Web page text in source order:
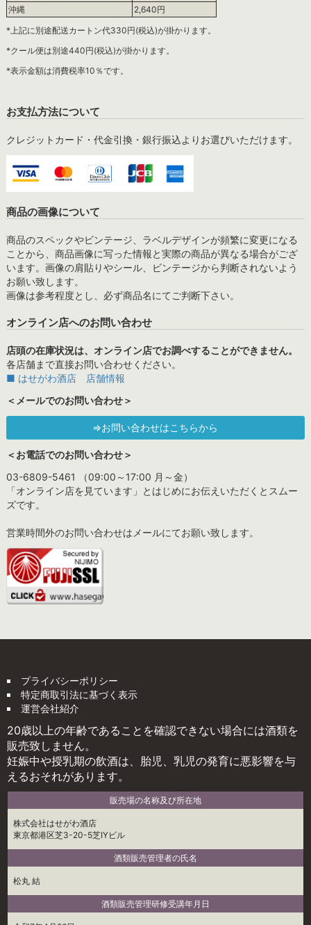
沖縄
2,640円
*上記に別途配送カートン代330円(税込)が掛かります。
*クール便は別途440円(税込)が掛かります。
*表示金額は消費税率10％です。
お支払方法について
クレジットカード・代金引換・銀行振込よりお選びいただけます。
商品の画像について
商品のスペックやビンテージ、ラベルデザインが頻繁に変更になる
ことから、商品画像に写った情報と実際の商品が異なる場合がござ
います。画像の肩貼りやシール、ビンテージから判断されないよう
お願い致します。
画像は参考程度とし、必ず商品名にてご判断下さい。
オンライン店へのお問い合わせ
店頭の在庫状況は、オンライン店でお調べすることができません。
各店舗まで直接お問い合わせください。
■ はせがわ酒店 店舗情報
＜メールでのお問い合わせ＞
⇒お問い合わせはこちらから
＜お電話でのお問い合わせ＞
03-6809-5461 （09:00～17:00 月～金）
「オンライン店を見ています」とはじめにお伝えいただくとスムー
ズです。
営業時間外のお問い合わせはメールにてお願い致します。
プライバシーポリシー
特定商取引法に基づく表示
運営会社紹介
20歳以上の年齢であることを確認できない場合には酒類を
販売致しません。
妊娠中や授乳期の飲酒は、胎児、乳児の発育に悪影響を与
えるおそれがあります。
販売場の名称及び所在地
株式会社はせがわ酒店
東京都港区芝3-20-5芝IYビル
酒類販売管理者の氏名
松丸 結
酒類販売管理研修受講年月日